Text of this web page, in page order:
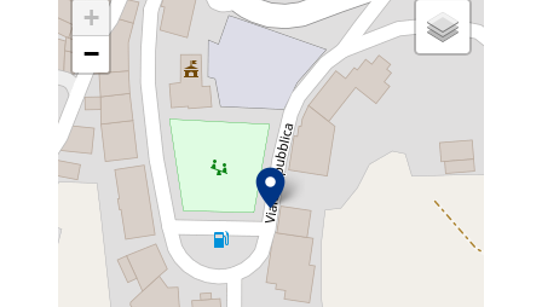
+
−